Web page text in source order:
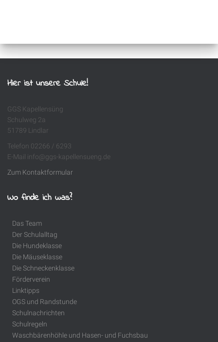
Hier ist unsere Schule!
GGS Kapellensüng
Schulweg 2a
51789 Lindlar
Telefon 02266 / 6293
E-Mail info@ggs-kapellensueng.de
Zum Kontaktformular
Wo finde ich was?
Das Team
Der Schulalltag
Die Hundeklasse
Die Mäuseklasse
Die Schneckenklasse
Förderverein
Linktipps
OGS und Randstunde
Schulnachrichten
Schulregeln
Waschbärenhöhle und Hasen- und Fuchsbau